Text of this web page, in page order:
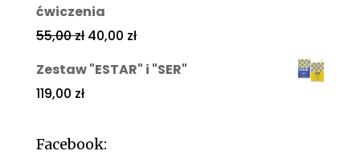
ćwiczenia
55,00zł 40,00 zł
Zestaw "ESTAR" i "SER"
119,00 zł
Facebook: